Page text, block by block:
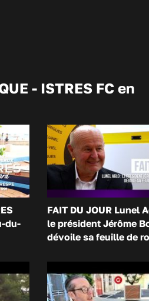
- ISTRES FC en
du-
FAIT DU JOUR Lunel
le président Jérôme
dévoile sa feuille de